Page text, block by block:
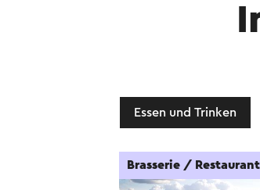
Essen und Trinken
Brasserie / Restaurant